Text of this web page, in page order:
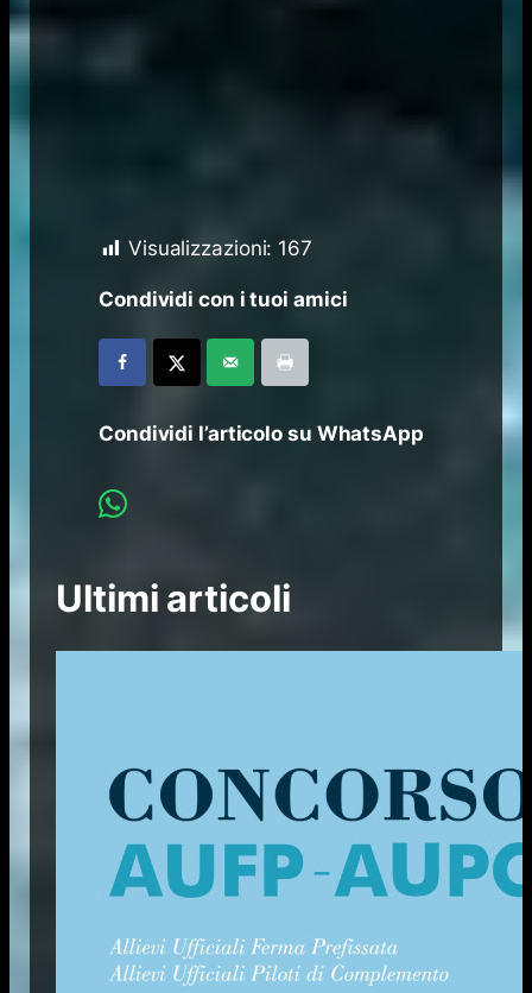
Visualizzazioni: 167
Condividi con i tuoi amici
Condividi l’articolo su WhatsApp
Ultimi articoli